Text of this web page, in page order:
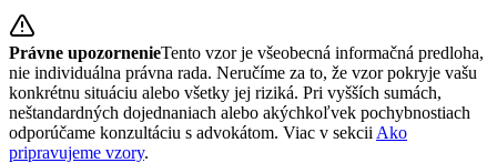
Právne upozornenieTento vzor je všeobecná informačná predloha,
nie individuálna právna rada. Neručíme za to, že vzor pokryje vašu
konkrétnu situáciu alebo všetky jej riziká. Pri vyšších sumách,
neštandardných dojednaniach alebo akýchkoľvek pochybnostiach
odporúčame konzultáciu s advokátom. Viac v sekcii Ako
pripravujeme vzory.